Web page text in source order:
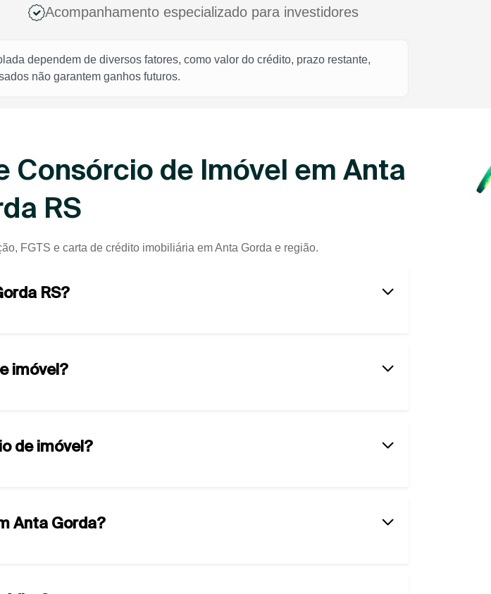
Acompanhamento especializado para investidores
dependem de diversos fatores, como valor do crédito, prazo restante,
não garantem ganhos futuros.
Consórcio de Imóvel em Anta
RS
FGTS e carta de crédito imobiliária em Anta Gorda e região.
RS?
imóvel?
de imóvel?
Anta Gorda?